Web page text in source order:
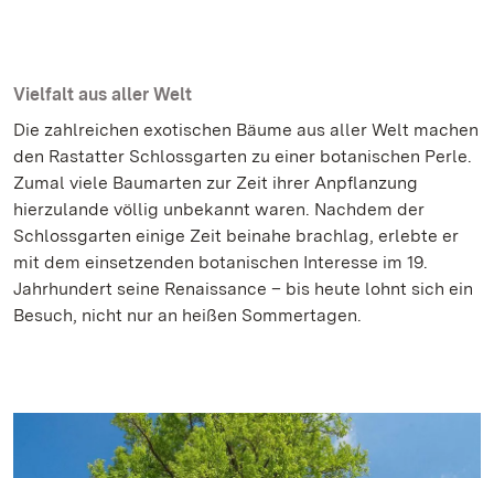
Vielfalt aus aller Welt
Die zahlreichen exotischen Bäume aus aller Welt machen
den Rastatter Schlossgarten zu einer botanischen Perle.
Zumal viele Baumarten zur Zeit ihrer Anpflanzung
hierzulande völlig unbekannt waren. Nachdem der
Schlossgarten einige Zeit beinahe brachlag, erlebte er
mit dem einsetzenden botanischen Interesse im 19.
Jahrhundert seine Renaissance – bis heute lohnt sich ein
Besuch, nicht nur an heißen Sommertagen.